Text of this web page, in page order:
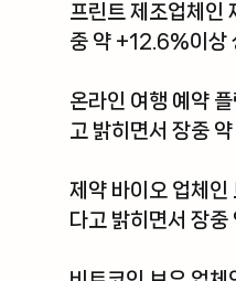
프린트 제조업체인
중 약 +12.6%이상
온라인 여행 예약
고 밝히면서 장중
제약 바이오 업체인
다고 밝히면서 장